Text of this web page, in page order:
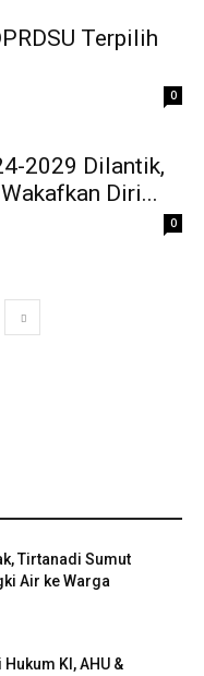
Terpilih
0
2029 Dilantik,
Diri...
0
Tirtanadi Sumut
Air ke Warga
KI, AHU &